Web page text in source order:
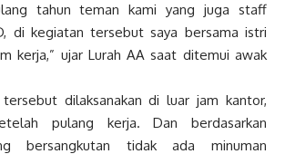
tahun teman kami yang juga staff
di kegiatan tersebut saya bersama istri
kerja,” ujar Lurah AA saat ditemui awak
dilaksanakan di luar jam kantor,
pulang kerja. Dan berdasarkan
bersangkutan tidak ada minuman